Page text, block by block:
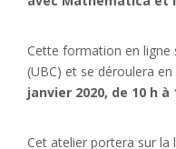
Cette formation en ligne
(UBC) et se déroulera
janvier 2020, de 10 h à
Cet atelier portera sur la